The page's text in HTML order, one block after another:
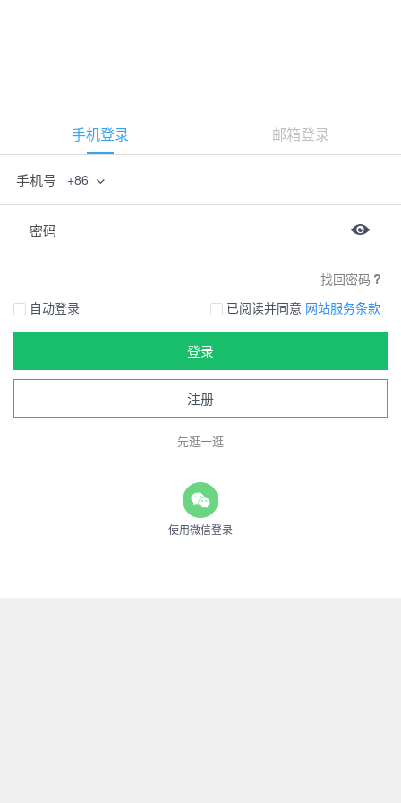
手机登录 邮箱登录
手机号 +86
密码
找回密码
自动登录
已阅读并同意 网站服务条款
登录
注册
先逛一逛
使用微信登录